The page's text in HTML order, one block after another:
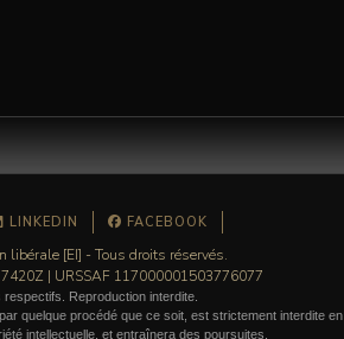
LINKEDIN FACEBOOK
libérale [EI] - Tous droits réservés.
| URSSAF 117000001503776077
Reproduction interdite.
quelque procédé que ce soit, est strictement interdite en
intellectuelle, et entraînera des poursuites.